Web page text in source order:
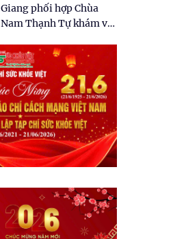
Giang phối hợp Chùa
Nam Thạnh Tự khám và
nhân dân